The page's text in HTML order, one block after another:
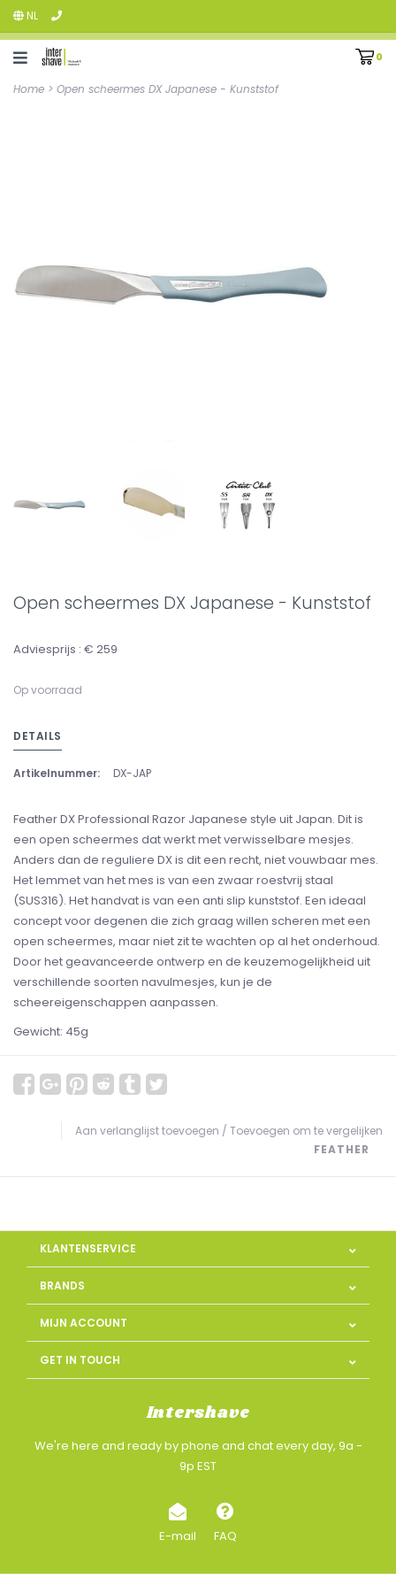
NL
0
Home > Open scheermes DX Japanese - Kunststof
Open scheermes DX Japanese - Kunststof
Adviesprijs : € 259
Op voorraad
DETAILS
Artikelnummer: DX-JAP
Feather DX Professional Razor Japanese style uit Japan. Dit is
een open scheermes dat werkt met verwisselbare mesjes.
Anders dan de reguliere DX is dit een recht, niet vouwbaar mes.
Het lemmet van het mes is van een zwaar roestvrij staal
(SUS316). Het handvat is van een anti slip kunststof. Een ideaal
concept voor degenen die zich graag willen scheren met een
open scheermes, maar niet zit te wachten op al het onderhoud.
Door het geavanceerde ontwerp en de keuzemogelijkheid uit
verschillende soorten navulmesjes, kun je de
scheereigenschappen aanpassen.
Gewicht: 45g
Aan verlanglijst toevoegen / Toevoegen om te vergelijken
FEATHER
KLANTENSERVICE
BRANDS
MIJN ACCOUNT
GET IN TOUCH
Intershave
We're here and ready by phone and chat every day, 9a -
9p EST
E-mail FAQ